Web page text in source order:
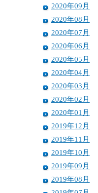
2020年09月
2020年08月
2020年07月
2020年06月
2020年05月
2020年04月
2020年03月
2020年02月
2020年01月
2019年12月
2019年11月
2019年10月
2019年09月
2019年08月